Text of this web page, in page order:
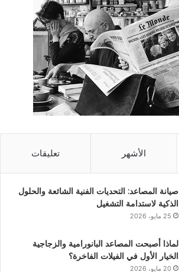
الأشهر تعليقات
صيانة المصاعد: التحديات الفنية الشائعة والحلول
الذكية لاستدامة التشغيل
25 مايو، 2026
لماذا أصبحت المصاعد البانورامية والزجاجية
الخيار الأول في الفيلات الفاخرة؟
20 مايو، 2026